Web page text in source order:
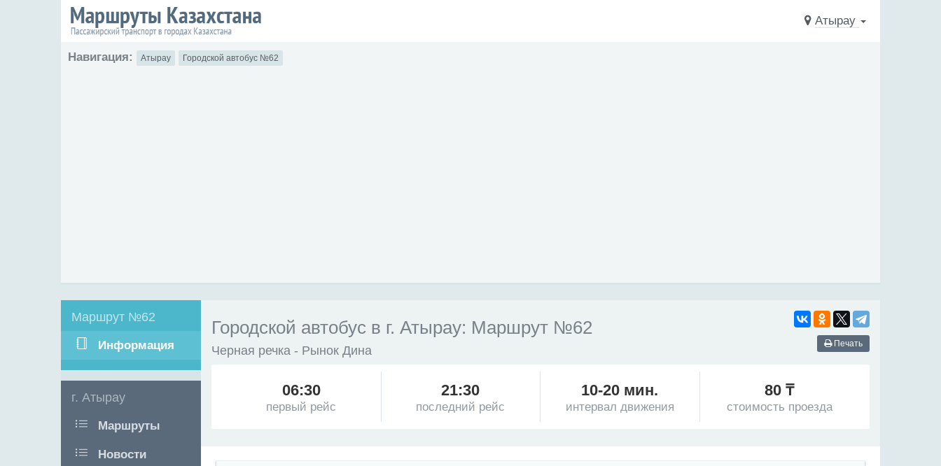
Атырау
Навигация: Атырау Городской автобус №62
Маршрут №62
Информация
г. Атырау
Маршруты
Новости
Печать
Городской автобус в г. Атырау: Маршрут №62
Черная речка - Рынок Дина
06:30
первый рейс
21:30
последний рейс
10-20 мин.
интервал движения
80 ₸
стоимость проезда